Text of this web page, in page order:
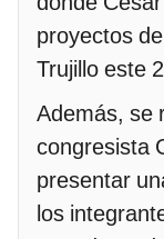
proyectos
Trujillo este
Además, se
congresista
presentar
los